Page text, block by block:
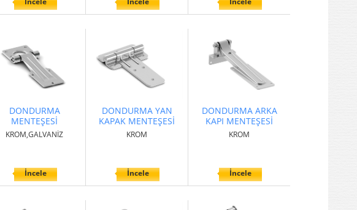
DONDURMA
MENTEŞESİ
KROM,GALVANİZ
İncele
DONDURMA YAN
KAPAK MENTEŞESİ
KROM
İncele
DONDURMA ARKA
KAPI MENTEŞESİ
KROM
İncele